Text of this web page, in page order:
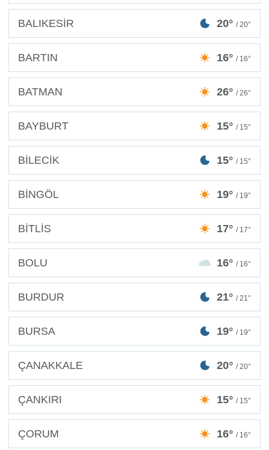
BALIKESİR 20° / 20°
BARTIN 16° / 16°
BATMAN 26° / 26°
BAYBURT 15° / 15°
BİLECİK 15° / 15°
BİNGÖL 19° / 19°
BİTLİS 17° / 17°
BOLU 16° / 16°
BURDUR 21° / 21°
BURSA 19° / 19°
ÇANAKKALE 20° / 20°
ÇANKIRI 15° / 15°
ÇORUM 16° / 16°